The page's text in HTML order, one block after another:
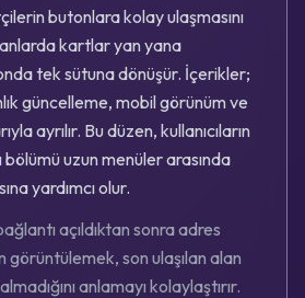
butonlara kolay ulaşmasını
kartlar yan yana
tek sütuna dönüşür. İçerikler;
güncelleme, mobil görünüm ve
ayrılır. Bu düzen, kullanıcıların
uzun menüler arasında
yardımcı olur.
açıldıktan sonra adres
görüntülemek, son ulaşılan alan
anlamayı kolaylaştırır.